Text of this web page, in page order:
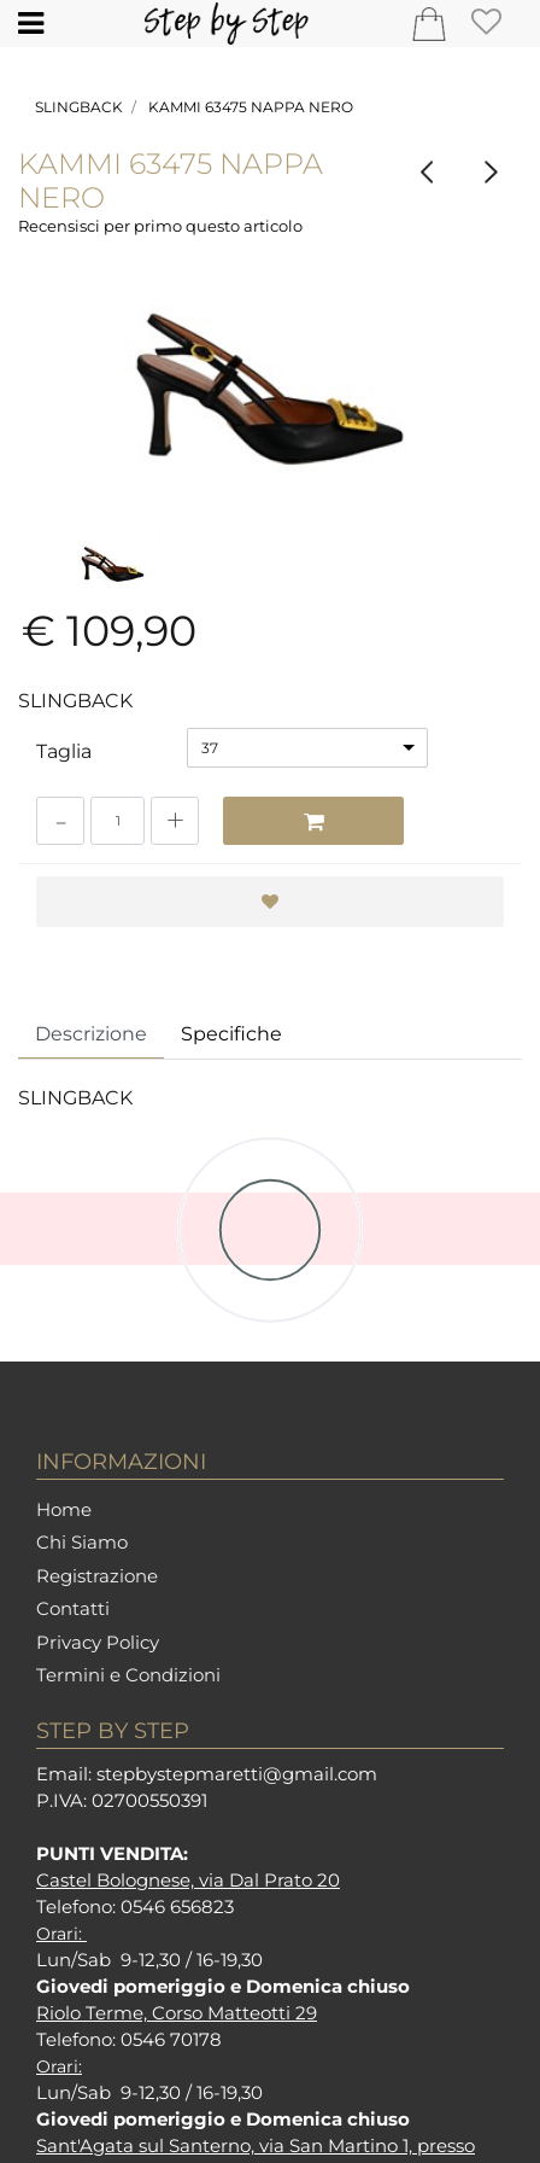
Open
SLINGBACK KAMMI 63475 NAPPA NERO
KAMMI 63475 NAPPA
NERO
Recensisci per primo questo articolo
€ 109,90
SLINGBACK
Taglia 37
Descrizione Specifiche
SLINGBACK
INFORMAZIONI
Home
Chi Siamo
Registrazione
Contatti
Privacy Policy
Termini e Condizioni
STEP BY STEP
Email: stepbystepmaretti@gmail.com
P.IVA: 02700550391
PUNTI VENDITA:
Castel Bolognese, via Dal Prato 20
Telefono: 0546 656823
Orari:
Lun/Sab 9-12,30 / 16-19,30
Giovedi pomeriggio e Domenica chiuso
Riolo Terme, Corso Matteotti 29
Telefono: 0546 70178
Orari:
Lun/Sab 9-12,30 / 16-19,30
Giovedi pomeriggio e Domenica chiuso
Sant'Agata sul Santerno, via San Martino 1, presso